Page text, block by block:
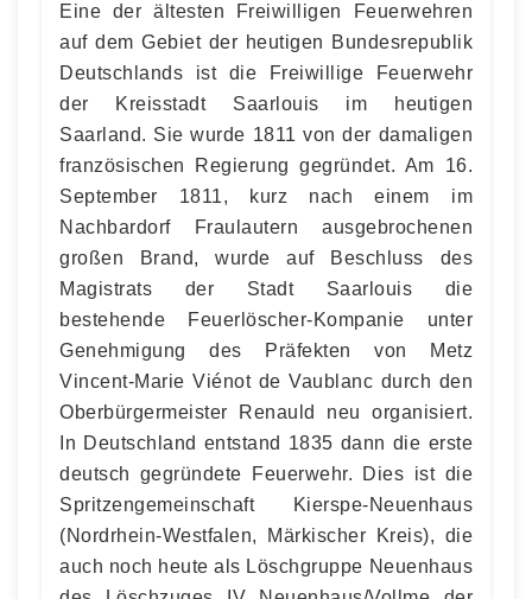
Eine der ältesten Freiwilligen Feuerwehren
auf dem Gebiet der heutigen Bundesrepublik
Deutschlands ist die Freiwillige Feuerwehr
der Kreisstadt Saarlouis im heutigen
Saarland. Sie wurde 1811 von der damaligen
französischen Regierung gegründet. Am 16.
September 1811, kurz nach einem im
Nachbardorf Fraulautern ausgebrochenen
großen Brand, wurde auf Beschluss des
Magistrats der Stadt Saarlouis die
bestehende Feuerlöscher-Kompanie unter
Genehmigung des Präfekten von Metz
Vincent-Marie Viénot de Vaublanc durch den
Oberbürgermeister Renauld neu organisiert.
In Deutschland entstand 1835 dann die erste
deutsch gegründete Feuerwehr. Dies ist die
Spritzengemeinschaft Kierspe-Neuenhaus
(Nordrhein-Westfalen, Märkischer Kreis), die
auch noch heute als Löschgruppe Neuenhaus